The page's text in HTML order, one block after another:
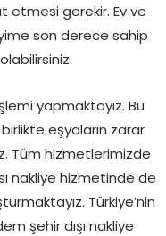
etmesi gerekir. Ev ve
son derece sahip
yapmaktayız. Bu
eşyaların zarar
Tüm hizmetlerimizde
nakliye hizmetinde de
Türkiye’nin
şehir dışı nakliye